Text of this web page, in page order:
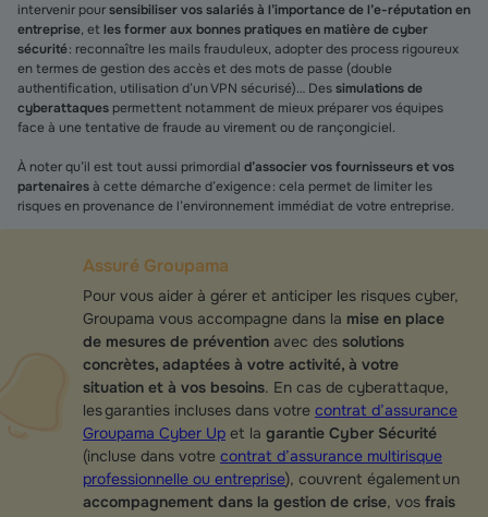
intervenir poursensibiliser vos salariés à l’importance de l’e-réputation en
entreprise, etles former aux bonnes pratiques en matière de cyber
sécurité: reconnaître les mails frauduleux, adopter des process rigoureux
en termes de gestion des accès et des mots de passe (double
authentification, utilisation d’un VPN sécurisé)… Dessimulations de
cyberattaques permettent notamment de mieux préparer vos équipes
face à une tentative de fraude au virement ou de rançongiciel.
À noter qu’il est tout aussi primordial d’associer vos fournisseurs et vos
partenairesà cette démarche d’exigence : cela permet de limiter les
risques en provenance de l’environnement immédiat de votre entreprise.
Assuré Groupama
Pour vous aider à gérer et anticiper les risques cyber,
Groupama vous accompagne dans la mise en place
de mesures de prévention avec des solutions
concrètes, adaptées à votre activité, à votre
situation et à vos besoins. En cas de cyberattaque,
les garanties incluses dans votre contrat d’assurance
Groupama Cyber Up et la garantie Cyber Sécurité
(incluse dans votre contrat d’assurance multirisque
professionnelle ou entreprise), couvrent également un
accompagnement dans la gestion de crise, vos frais